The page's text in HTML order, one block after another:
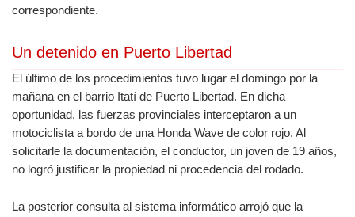
correspondiente.
Un detenido en Puerto Libertad
El último de los procedimientos tuvo lugar el domingo por la
mañana en el barrio Itatí de Puerto Libertad. En dicha
oportunidad, las fuerzas provinciales interceptaron a un
motociclista a bordo de una Honda Wave de color rojo. Al
solicitarle la documentación, el conductor, un joven de 19 años,
no logró justificar la propiedad ni procedencia del rodado.
La posterior consulta al sistema informático arrojó que la